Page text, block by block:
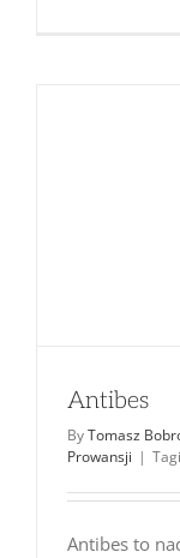
Antibes
ByTomasz
Prowansji |
Antibes to